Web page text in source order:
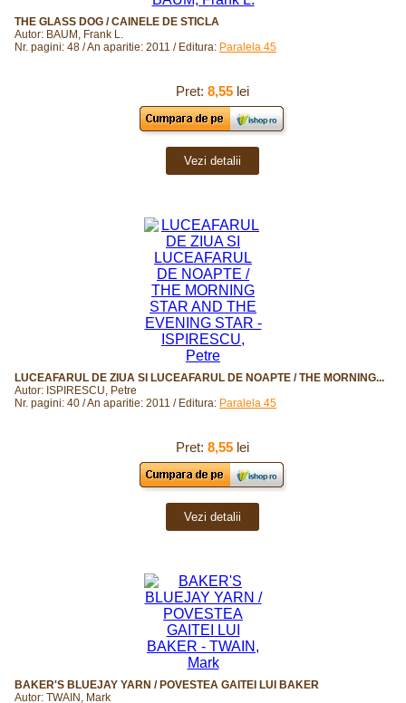
THE GLASS DOG / CAINELE DE STICLA
Autor: BAUM, Frank L.
Nr. pagini: 48 / An aparitie: 2011 / Editura: Paralela 45
Pret: 8,55lei
Vezi detalii
LUCEAFARUL DE ZIUA SI LUCEAFARUL DE NOAPTE / THE MORNING...
Autor: ISPIRESCU, Petre
Nr. pagini: 40 / An aparitie: 2011 / Editura: Paralela 45
Pret: 8,55lei
Vezi detalii
BAKER'S BLUEJAY YARN / POVESTEA GAITEI LUI BAKER
Autor: TWAIN, Mark